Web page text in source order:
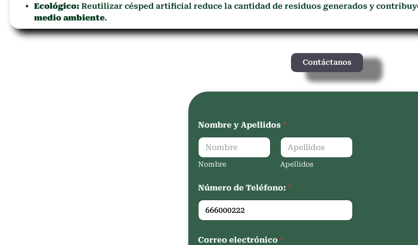
Ecológico: Reutilizar césped artificial reduce la cantidad de residuos generados y
medio ambiente.
Contáctanos
Nombre y Apellidos *
Nombre Apellidos
Número de Teléfono: *
Correo electrónico *